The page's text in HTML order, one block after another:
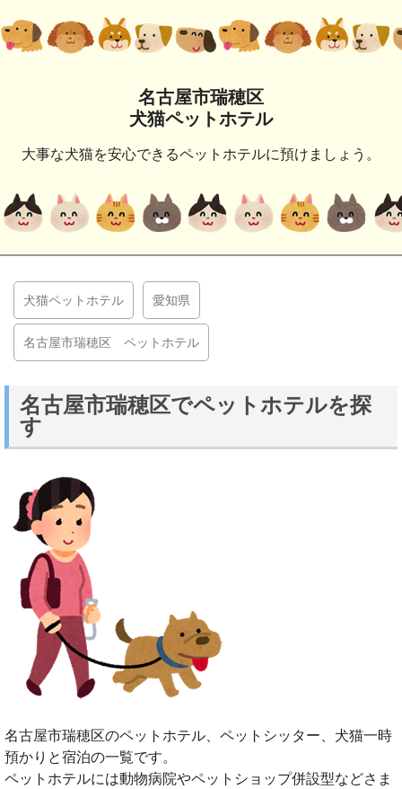
名古屋市瑞穂区
犬猫ペットホテル
大事な犬猫を安心できるペットホテルに預けましょう。
犬猫ペットホテル 愛知県
名古屋市瑞穂区 ペットホテル
名古屋市瑞穂区でペットホテルを探
す
名古屋市瑞穂区のペットホテル、ペットシッター、犬猫一時
預かりと宿泊の一覧です。
ペットホテルには動物病院やペットショップ併設型などさま